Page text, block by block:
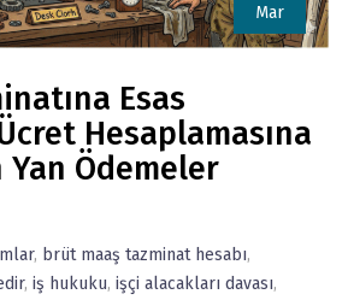
Mar
Esas
Hesaplamasına
Ödemeler
, brüt maaş tazminat hesabı,
, iş hukuku, işçi alacakları davası,